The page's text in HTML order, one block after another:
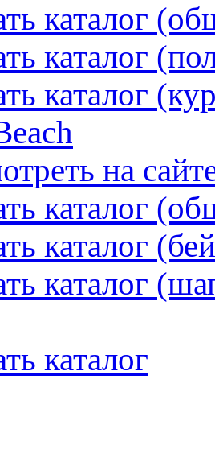
каталог
каталог
каталог
на
каталог
каталог
каталог
каталог